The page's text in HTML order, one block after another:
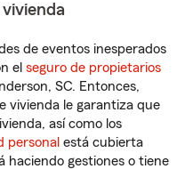
de eventos inesperados
el seguro de propietarios
SC. Entonces,
vivienda le garantiza que
así como los
personal está cubierta
haciendo gestiones o tiene